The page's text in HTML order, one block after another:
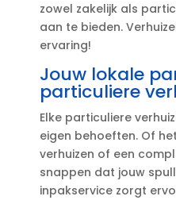
zowel zakelijk als
aan te bieden.​
ervaring!
Jouw lokale
particuliere
Elke particuliere
eigen behoeften.​ Of
verhuizen of een
snappen dat jouw
inpakservice zorgt